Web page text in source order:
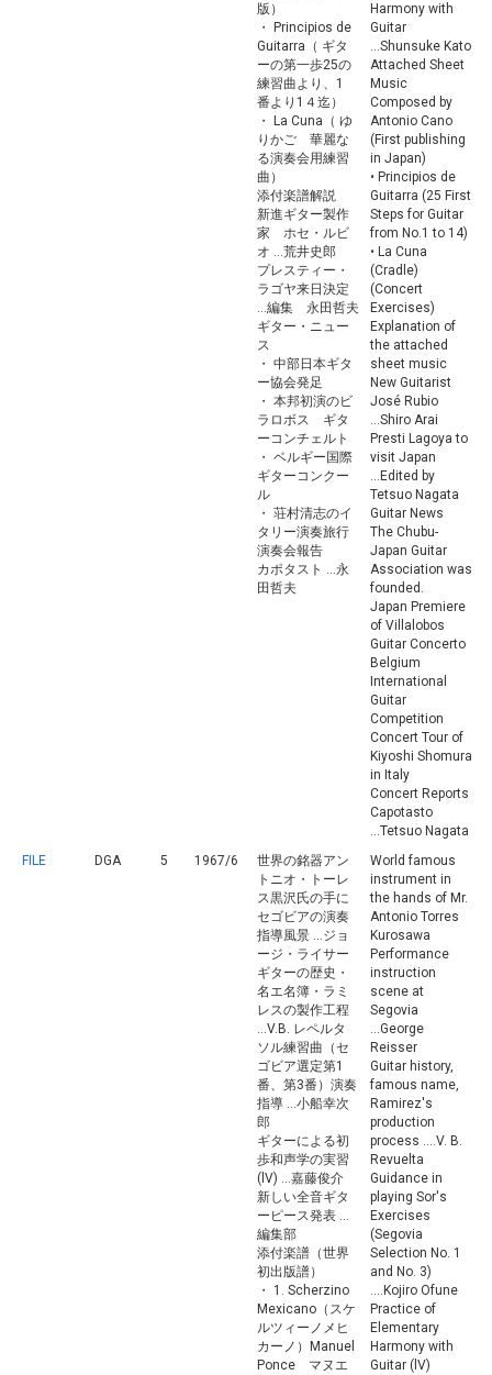
版）
・ Principios de
Guitarra（ ギタ
ーの第一歩25の
練習曲より、1
番より1４迄）
・ La Cuna（ ゆ
りかご 華麗な
る演奏会用練習
曲）
添付楽譜解説
新進ギター製作
家 ホセ・ルビ
オ ...荒井史郎
プレスティー・
ラゴヤ来日決定
...編集 永田哲夫
ギター・ニュー
ス
・ 中部日本ギタ
ー協会発足
・ 本邦初演のビ
ラロボス ギタ
ーコンチェルト
・ ベルギー国際
ギターコンクー
ル
・ 荘村清志のイ
タリー演奏旅行
演奏会報告
カポタスト ...永
田哲夫
Harmony with
Guitar
...Shunsuke Kato
Attached Sheet
Music
Composed by
Antonio Cano
(First publishing
in Japan)
• Principios de
Guitarra (25 First
Steps for Guitar
from No.1 to 14)
• La Cuna
(Cradle)
(Concert
Exercises)
Explanation of
the attached
sheet music
New Guitarist
José Rubio
...Shiro Arai
Presti Lagoya to
visit Japan
...Edited by
Tetsuo Nagata
Guitar News
The Chubu-
Japan Guitar
Association was
founded.
Japan Premiere
of Villalobos
Guitar Concerto
Belgium
International
Guitar
Competition
Concert Tour of
Kiyoshi Shomura
in Italy
Concert Reports
Capotasto
...Tetsuo Nagata
FILE
DGA 5 1967/6
世界の銘器アン
トニオ・トーレ
ス黒沢氏の手に
セゴビアの演奏
指導風景 ...ジョ
ージ・ライサー
ギターの歴史・
名エ名簿・ラミ
レスの製作工程
...V.B. レペルタ
ソル練習曲（セ
ゴビア選定第1
番、第3番）演奏
指導 ...小船幸次
郎
ギターによる初
歩和声学の実習
(lV) ...嘉藤俊介
新しい全音ギタ
ーピース発表 ...
編集部
添付楽譜（世界
初出版譜）
・ 1. Scherzino
Mexicano（スケ
ルツィーノメヒ
カーノ）Manuel
Ponce マヌエ
World famous
instrument in
the hands of Mr.
Antonio Torres
Kurosawa
Performance
instruction
scene at
Segovia
...George
Reisser
Guitar history,
famous name,
Ramirez's
production
process ....V. B.
Revuelta
Guidance in
playing Sor's
Exercises
(Segovia
Selection No. 1
and No. 3)
....Kojiro Ofune
Practice of
Elementary
Harmony with
Guitar (lV)